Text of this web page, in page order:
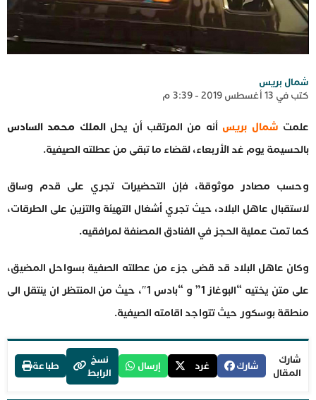
شمال بريس
كتب في 13 أغسطس 2019 - 3:39 م
علمت شمال بريس أنه من المرتقب أن يحلالملك محمد السادس
بالحسيمة يوم غد الأربعاء، لقضاء ما تبقى من عطلته الصيفية.
وحسب مصادر موثوقة، فإن التحضيرات تجري على قدم وساق
لاستقبال عاهل البلاد، حيث تجري أشغال التهيئة والتزين على الطرقات،
كما تمت عملية الحجز في الفنادق المصنفة لمرافقيه.
وكان عاهل البلاد قد قضى جزء من عطلته الصفية بسواحل المضيق،
على متن يختيه “البوغاز 1” و “بادس 1″، حيث من المنتظر ان ينتقل الى
منطقة بوسكور حيث تتواجد اقامته الصيفية.
شارك
المقال
شارك غرد إرسال
نسخ
الرابط
طباعة